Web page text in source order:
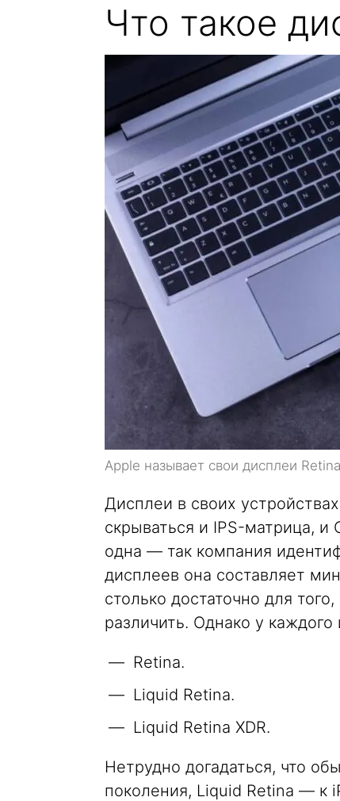
Что такое
Apple называет свои дисплеи
Дисплеи в своих
скрываться и IPS-матрица, и
одна — так компания
дисплеев она составляет
столько достаточно для
различить. Однако у
Retina.
Liquid Retina.
Liquid Retina XDR.
Нетрудно догадаться, что
поколения, Liquid Retina — к